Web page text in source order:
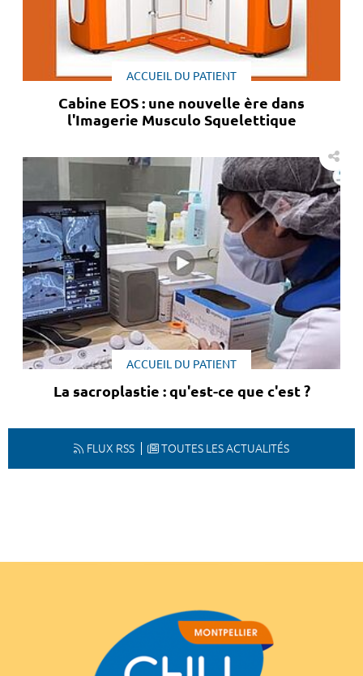
ACCUEIL DU PATIENT
Cabine EOS : une nouvelle ère dans
l'Imagerie Musculo Squelettique
ACCUEIL DU PATIENT
La sacroplastie : qu'est-ce que c'est ?
FLUX RSS TOUTES LES ACTUALITÉS